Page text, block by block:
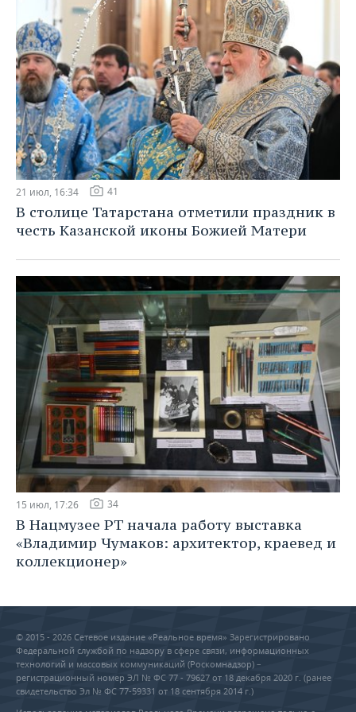
21 июл, 16:34 41
В столице Татарстана отметили праздник в
честь Казанской иконы Божией Матери
15 июл, 17:26 34
В Нацмузее РТ начала работу выставка
«Владимир Чумаков: архитектор, краевед и
коллекционер»
© 2015 - 2026 Сетевое издание «Реальное время» Зарегистрировано
Федеральной службой по надзору в сфере связи, информационных
технологий и массовых коммуникаций (Роскомнадзор) –
регистрационный номер ЭЛ № ФС 77 - 79627 от 18 декабря 2020 г. (ранее
свидетельство Эл № ФС 77-59331 от 18 сентября 2014 г.)